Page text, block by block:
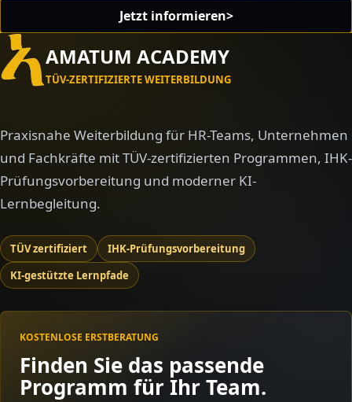
Jetzt informieren>
AMATUM ACADEMY
TÜV-ZERTIFIZIERTE WEITERBILDUNG
Praxisnahe Weiterbildung für HR-Teams, Unternehmen
und Fachkräfte mit TÜV-zertifizierten Programmen, IHK-
Prüfungsvorbereitung und moderner KI-
Lernbegleitung.
TÜV zertifiziert
IHK-Prüfungsvorbereitung
KI-gestützte Lernpfade
KOSTENLOSE ERSTBERATUNG
Finden Sie das passende
Programm für Ihr Team.